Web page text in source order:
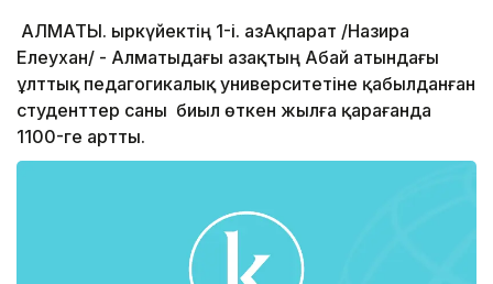
АЛМАТЫ. Қыркүйектің 1-і. ҚазАқпарат /Назира
Елеухан/ - Алматыдағы Қазақтың Абай атындағы
ұлттық педагогикалық университетіне қабылданған
студенттер саны биыл өткен жылға қарағанда
1100-ге артты.